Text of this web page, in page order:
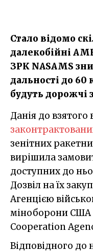
Стало відомо
далекобійні
ЗРК NASAMS
дальності до 60
будуть дорожчі
Данія до взятого
зенітних
вирішила
доступних до
Дозвіл на їх
Агенцією
міноборони США
Cooperation
Відповідного до